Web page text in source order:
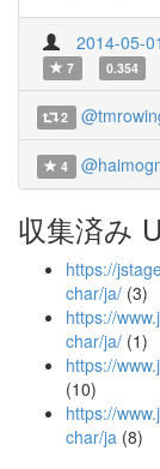
2014-05-
7
0.354
2
4
収集済み
https://
char/ja/ (3)
https://
char/ja/ (1)
https://
(10)
https://
char/ja (8)